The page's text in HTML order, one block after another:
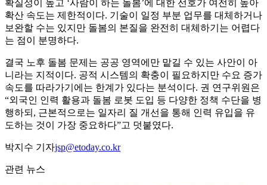
확실성이 높고 ‘사람이 하는 돌봄’에 대한 선호가 여전히 높아
확산 속도는 제한적이다. 기술이 일정 부분 업무를 대체하거나
보완할 수는 있지만 돌봄의 본질을 완전히 대체하기는 어렵다
는 점이 분명하다.
결국 노후 돌봄 문제는 공공 영역에만 맡길 수 있는 사안이 아
니라는 지적이다. 공적 시스템의 확충이 필요하지만 수요 증가
속도를 따라가기에는 한계가 있다는 분석이다. 권 연구위원은
“외국인 인력 활용과 돌봄 로봇 도입 등 다양한 정책 수단을 병
행하되, 근본적으로는 일자리 질 개선을 통해 인력 유입을 유
도하는 것이 가장 중요하다”고 덧붙였다.
박지수 기자jsp@etoday.co.kr
관련 뉴스